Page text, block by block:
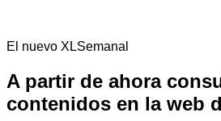
El nuevo XLSemanal
A partir de ahora
contenidos en la web